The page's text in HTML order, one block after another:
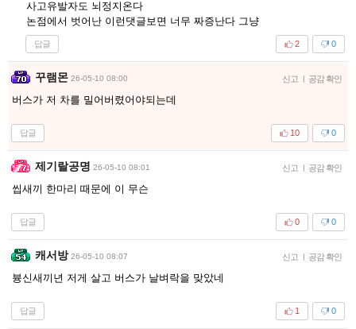
사고유발자도 뇌정지온다
논점에서 벗어난 이런댓글보면 너무 짜증난다 그냥
답글 0
2
꾸램몬 26-05-10 08:00 신고 | 공감 확인
버스가 저 차를 밀어버렸어야되는데
답글 0
10
제기랄공명 26-05-10 08:01 신고 | 공감 확인
씹새끼 한마리 때문에 이 무슨
답글 0
0
캐서방 26-05-10 08:07 신고 | 공감 확인
븅신새끼년 저게 살고 버스가 날벼락을 맞았네
답글 0
1